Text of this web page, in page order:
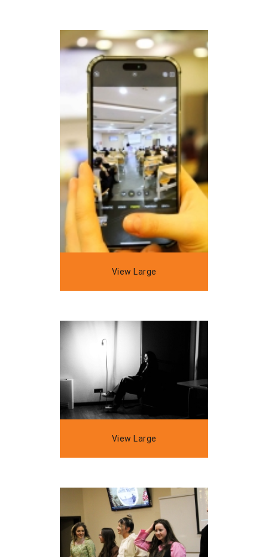
View Large
View Large